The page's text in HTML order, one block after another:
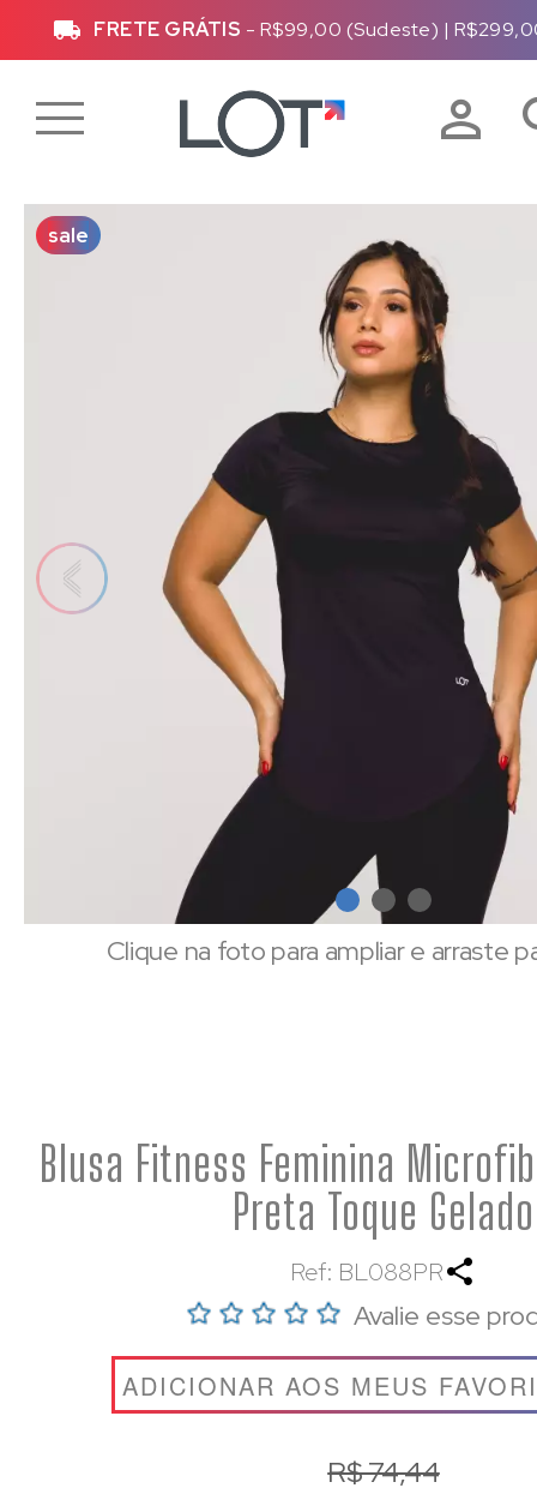
FRETE GRÁTIS - R$99,00 (Sudeste) |
sale
Clique na foto para ampliar e arraste
Blusa Fitness Feminina
Preta Toque Gelado
Ref: BL088PR
Avalie esse
ADICIONAR AOS MEUS
R$ 74,44